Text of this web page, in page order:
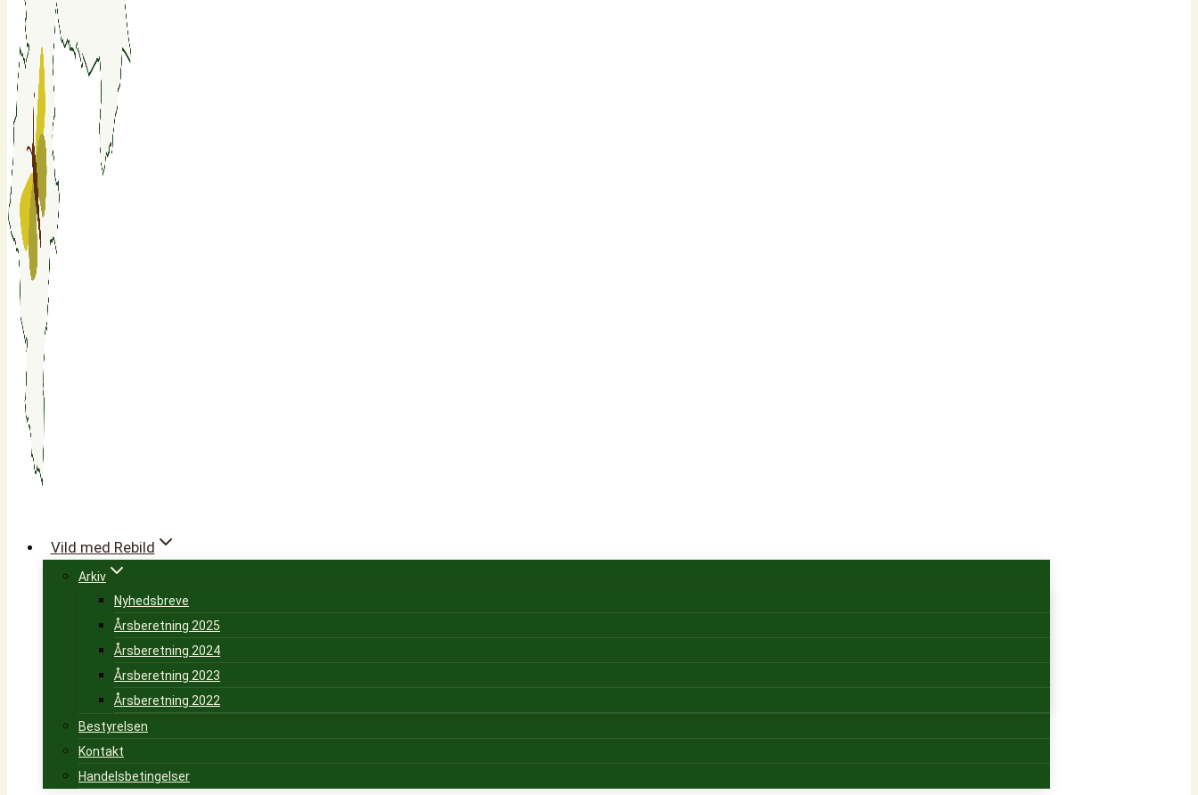
Vild med Rebild
Arkiv
Nyhedsbreve
Årsberetning 2025
Årsberetning 2024
Årsberetning 2023
Årsberetning 2022
Bestyrelsen
Kontakt
Handelsbetingelser